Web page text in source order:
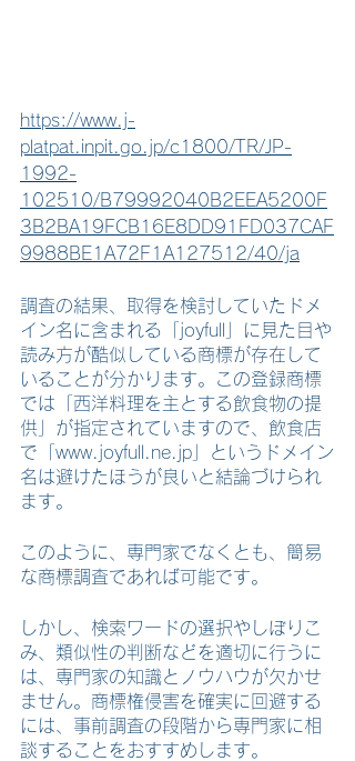
https://www.j-
platpat.inpit.go.jp/c1800/TR/JP-
1992-
102510/B79992040B2EEA5200F
3B2BA19FCB16E8DD91FD037CAF
9988BE1A72F1A127512/40/ja
調査の結果、取得を検討していたドメ
イン名に含まれる「joyfull」に見た目や
読み方が酷似している商標が存在して
いることが分かります。この登録商標
では「西洋料理を主とする飲食物の提
供」が指定されていますので、飲食店
で「www.joyfull.ne.jp」というドメイン
名は避けたほうが良いと結論づけられ
ます。
このように、専門家でなくとも、簡易
な商標調査であれば可能です。
しかし、検索ワードの選択やしぼりこ
み、類似性の判断などを適切に行うに
は、専門家の知識とノウハウが欠かせ
ません。商標権侵害を確実に回避する
には、事前調査の段階から専門家に相
談することをおすすめします。